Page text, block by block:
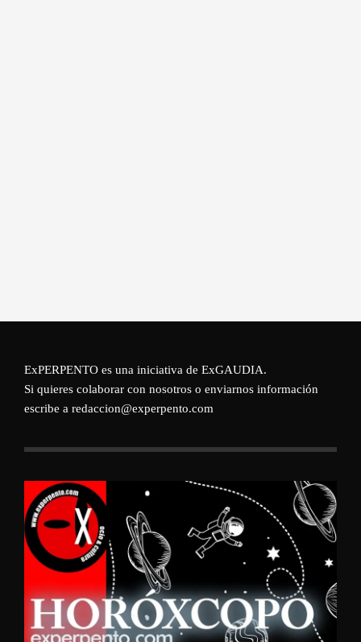
ExPERPENTO es una iniciativa de ExGAUDIA.
Si quieres colaborar con nosotros o enviarnos información
escribe a redaccion@experpento.com